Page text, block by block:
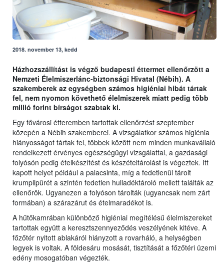
2018. november 13, kedd
Házhozszállítást is végző budapesti éttermet ellenőrzött a
Nemzeti Élelmiszerlánc-biztonsági Hivatal (Nébih). A
szakemberek az egységben számos higiéniai hibát tártak
fel, nem nyomon követhető élelmiszerek miatt pedig több
millió forint bírságot szabtak ki.
Egy fővárosi étteremben tartottak ellenőrzést szeptember
közepén a Nébih szakemberei. A vizsgálatkor számos higiénia
hiányosságot tártak fel, többek között nem minden munkavállaló
rendelkezett érvényes egészségügyi vizsgálattal, a gazdasági
folyósón pedig ételkészítést és készételtárolást is végeztek. Itt
kapott helyet például a palacsinta, míg a fedetlenül tárolt
krumplipürét a szintén fedetlen hulladéktároló mellett találták az
ellenőrök. Ugyanezen a folyóson tárolták (ugyancsak nem zárt
formában) a szárazárut és ételmaradékot is.
A hűtőkamrában különböző higiéniai megítélésű élelmiszereket
tartottak együtt a keresztszennyeződés veszélyének kitéve. A
főzőtér nyitott ablakáról hiányzott a rovarháló, a helységben
legyek is voltak. A földesáru mosását, tisztítását a főzőtéri üzemi
edény mosogatóban végezték.